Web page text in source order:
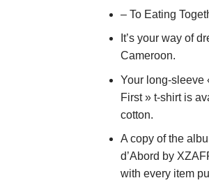
– To Eating
It’s your way of
Cameroon.
Your long-sleeve
First » t-shirt is
cotton.
A copy of the
d’Abord by
with every item